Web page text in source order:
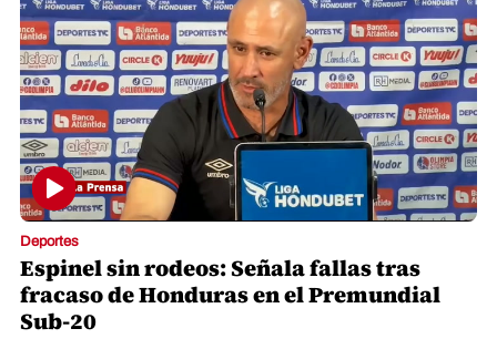
Deportes
Espinel sin rodeos: Señala fallas tras
fracaso de Honduras en el Premundial
Sub-20